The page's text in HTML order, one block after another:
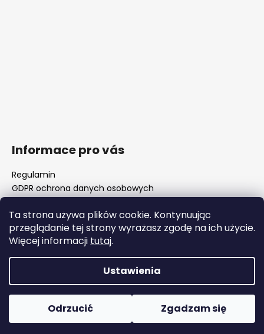
Ta strona używa plików cookie. Kontynuując
przeglądanie tej strony wyrażasz zgodę na ich użycie.
Więcej informacji tutaj.
Ustawienia
Odrzucić Zgadzam się
Informace pro vás
Regulamin
GDPR ochrona danych osobowych
FAQ - częste pytania
Surówki luf i rozwiertaki komorowe
Ważne zmiany legislacyjne od 1 stycznia 2026 r.
Copyright 2026WOJOCZEK. Wszystkie prawa